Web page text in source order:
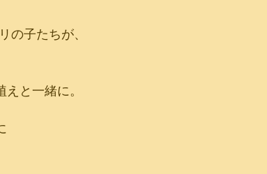
の子たちが、
と一緒に。